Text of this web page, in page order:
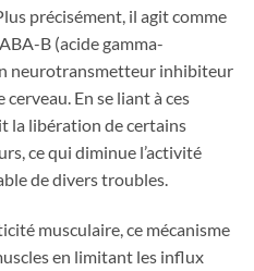
précisément, il agit comme
B (acide gamma-
neurotransmetteur inhibiteur
En se liant à ces
la libération de certains
ce qui diminue l’activité
de divers troubles.
musculaire, ce mécanisme
en limitant les influx